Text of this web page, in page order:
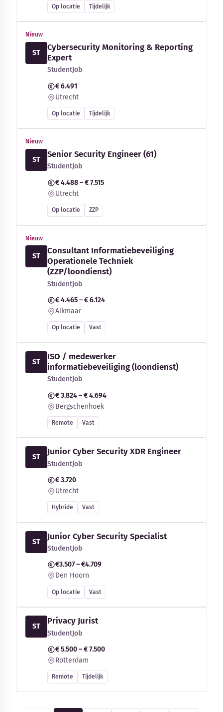
Op locatie Tijdelijk
Nieuw
ST
Cybersecurity Monitoring & Reporting
Expert
StudentJob
€ 6.491
Utrecht
Op locatie Tijdelijk
Nieuw
ST
Senior Security Engineer (61)
StudentJob
€ 4.488 – € 7.515
Utrecht
Op locatie ZZP
Nieuw
ST
Consultant Informatiebeveiliging
Operationele Techniek
(ZZP/loondienst)
StudentJob
€ 4.465 – € 6.124
Alkmaar
Op locatie Vast
ST
ISO / medewerker
informatiebeveiliging (loondienst)
StudentJob
€ 3.824 – € 4.694
Bergschenhoek
Remote Vast
ST
Junior Cyber Security XDR Engineer
StudentJob
€ 3.720
Utrecht
Hybride Vast
ST
Junior Cyber Security Specialist
StudentJob
€3.507 – €4.709
Den Hoorn
Op locatie Vast
ST
Privacy Jurist
StudentJob
€ 5.500 – € 7.500
Rotterdam
Remote Tijdelijk